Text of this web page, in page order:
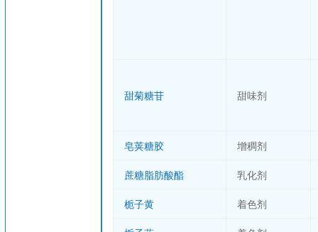
甜菊糖苷 甜味剂
皂荚糖胶 增稠剂
蔗糖脂肪酸酯 乳化剂
栀子黄 着色剂